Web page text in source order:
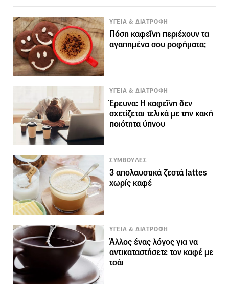
ΥΓΕΙΑ & ΔΙΑΤΡΟΦΗ
Πόση καφεΐνη περιέχουν τα
αγαπημένα σου ροφήματα;
ΥΓΕΙΑ & ΔΙΑΤΡΟΦΗ
Έρευνα: H καφεΐνη δεν
σχετίζεται τελικά με την κακή
ποιότητα ύπνου
ΣΥΜΒΟΥΛΕΣ
3 απολαυστικά ζεστά lattes
χωρίς καφέ
ΥΓΕΙΑ & ΔΙΑΤΡΟΦΗ
Άλλος ένας λόγος για να
αντικαταστήσετε τον καφέ με
τσάι